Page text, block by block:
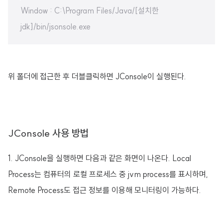
Window : C:\Program Files/Java/[설치한
jdk]/bin/jsonsole.exe
위 폴더에 접근한 후 더블클릭하면 JConsole이 실행된다.
JConsole 사용 방법
1. JConsole을 실행하면 다음과 같은 화면이 나온다. Local
Process는 컴퓨터의 로컬 프로세스 중 jvm process를 표시하며,
Remote Process도 접근 정보를 이용해 모니터링이 가능하다.